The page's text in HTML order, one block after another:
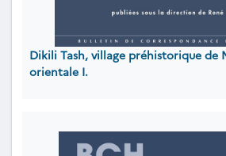
Dikili Tash, village préhistorique de
orientale I.